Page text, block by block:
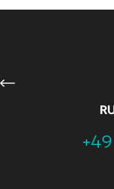
Previous